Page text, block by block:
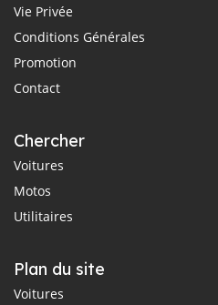
Vie Privée
Conditions Générales
Promotion
Contact
Chercher
Voitures
Motos
Utilitaires
Plan du site
Voitures